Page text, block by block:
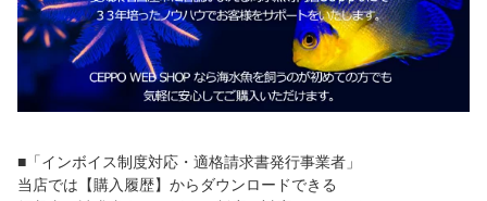
■「インボイス制度対応・適格請求書発行事業者」
当店では【購入履歴】からダウンロードできる